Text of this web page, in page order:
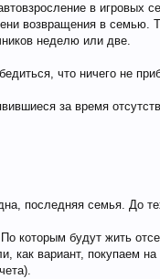
в игровых
возвращения в семью.
неделю или две.
что ничего не
за время
последняя семья. До
которым будут жить
как вариант, покупаем